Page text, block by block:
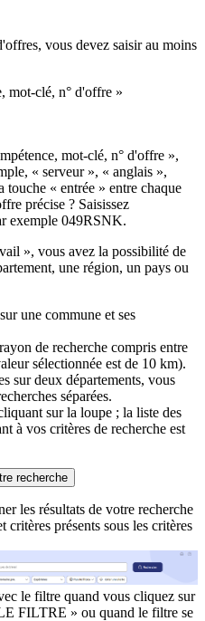
vous devez saisir au moins
mot-clé, n° d'offre »
mot-clé, n° d'offre »,
« serveur », « anglais »,
touche « entrée » entre chaque
précise ? Saisissez
exemple 049RSNK.
», vous avez la possibilité de
une région, un pays ou
une commune et ses
de recherche compris entre
sélectionnée est de 10 km).
sur deux départements, vous
séparées.
sur la loupe ; la liste des
à vos critères de recherche est
recherche
les résultats de votre recherche
critères présents sous les critères
le filtre quand vous cliquez sur
FILTRE » ou quand le filtre se